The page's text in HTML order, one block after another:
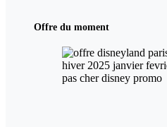
Offre du moment